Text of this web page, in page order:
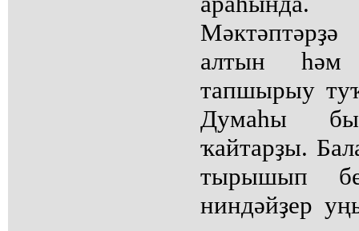
алтын һәм
тапшырыу
Думаһы
ҡайтарҙы.
тырышып
ниндәйҙер